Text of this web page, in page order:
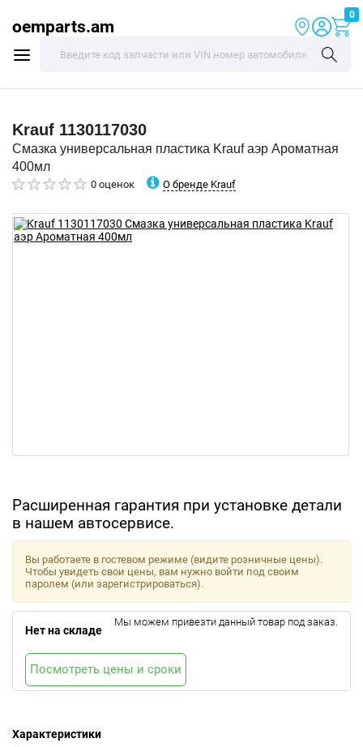
oemparts.am
0
Krauf 1130117030
Смазка универсальная пластика Krauf аэр Ароматная
400мл
0 оценок О бренде Krauf
Расширенная гарантия при установке детали
в нашем автосервисе.
Характеристики
Вы работаете в гостевом режиме (видите розничные цены).
Чтобы увидеть свои цены, вам нужно войти под своим
паролем (или зарегистрироваться).
Нет на складе
Мы можем привезти данный товар под заказ.
Посмотреть цены и сроки